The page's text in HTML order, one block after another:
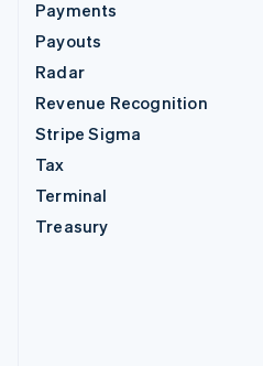
Payments
Payouts
Radar
Revenue Recognition
Stripe Sigma
Tax
Terminal
Treasury